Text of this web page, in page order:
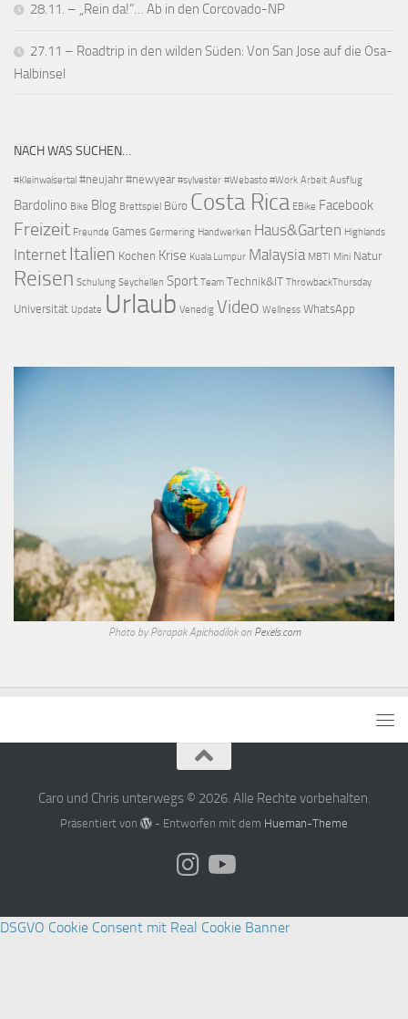
28.11. – „Rein da!“… Ab in den Corcovado-NP
27.11 – Roadtrip in den wilden Süden: Von San Jose auf die Osa-
Halbinsel
NACH WAS SUCHEN…
#Kleinwalsertal #neujahr #newyear #sylvester #Webasto #Work Arbeit Ausflug
Bardolino Bike Blog Brettspiel Büro Costa Rica EBike Facebook
Freizeit Freunde Games Germering Handwerken Haus&Garten Highlands
Internet Italien Kochen Krise Kuala Lumpur Malaysia MBTI Mini Natur
Reisen Schulung Seychellen Sport Team Technik&IT ThrowbackThursday
Universität Update Urlaub Venedig Video Wellness WhatsApp
Photo by Porapak Apichodilok on Pexels.com
Caro und Chris unterwegs © 2026. Alle Rechte vorbehalten.
Präsentiert von - Entworfen mit dem Hueman-Theme
DSGVO Cookie Consent mit Real Cookie Banner